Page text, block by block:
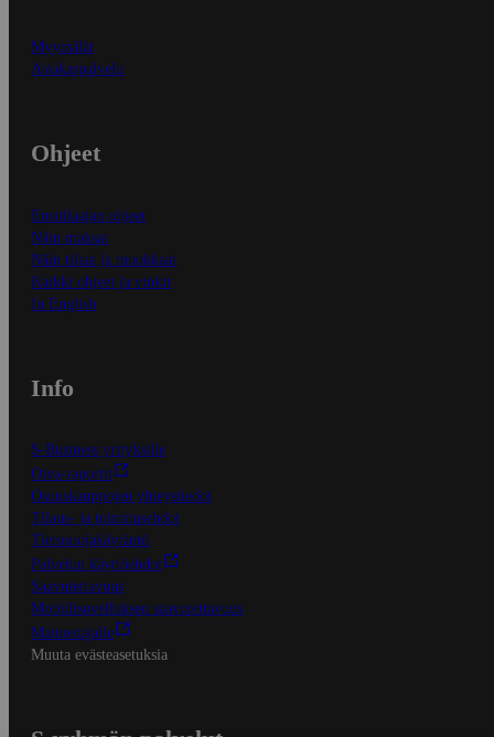
Myymälät
Asiakaspalvelu
Ohjeet
Ensitilaajan ohjeet
Näin maksat
Näin tilaat ja muokkaat
Kaikki ohjeet ja vinkit
In English
Info
S-Business yrityksille
Oiva-raportit
Osuuskauppojen yhteystiedot
Tilaus- ja toimitusehdot
Tietosuojakäytäntö
Palvelun käyttöehdot
Saavutettavuus
Mobiilisovelluksen saavutettavuus
Mainostajalle
Muuta evästeasetuksia